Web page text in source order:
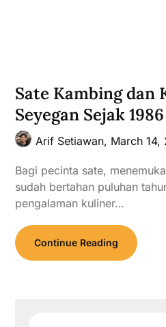
Sate Kambing dan
Seyegan Sejak 1986
Arif Setiawan, March 14,
Bagi pecinta sate,
sudah bertahan puluhan
pengalaman kuliner…
Continue Reading